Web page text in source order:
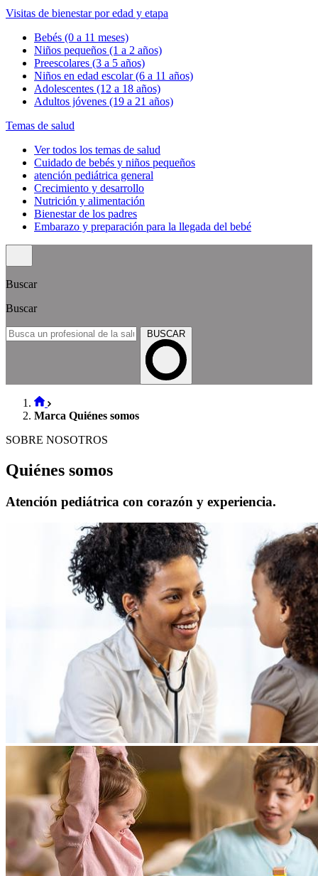
Visitas de bienestar por edad y etapa
Bebés (0 a 11 meses)
Niños pequeños (1 a 2 años)
Preescolares (3 a 5 años)
Niños en edad escolar (6 a 11 años)
Adolescentes (12 a 18 años)
Adultos jóvenes (19 a 21 años)
Temas de salud
Ver todos los temas de salud
Cuidado de bebés y niños pequeños
atención pediátrica general
Crecimiento y desarrollo
Nutrición y alimentación
Bienestar de los padres
Embarazo y preparación para la llegada del bebé
Buscar
Buscar
BUSCAR
Marca Quiénes somos
SOBRE NOSOTROS
Quiénes somos
Atención pediátrica con corazón y experiencia.